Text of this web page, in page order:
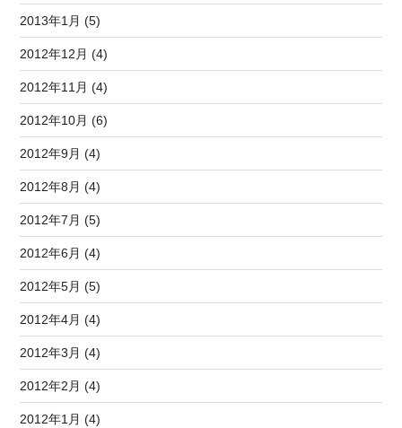
2013年1月 (5)
2012年12月 (4)
2012年11月 (4)
2012年10月 (6)
2012年9月 (4)
2012年8月 (4)
2012年7月 (5)
2012年6月 (4)
2012年5月 (5)
2012年4月 (4)
2012年3月 (4)
2012年2月 (4)
2012年1月 (4)